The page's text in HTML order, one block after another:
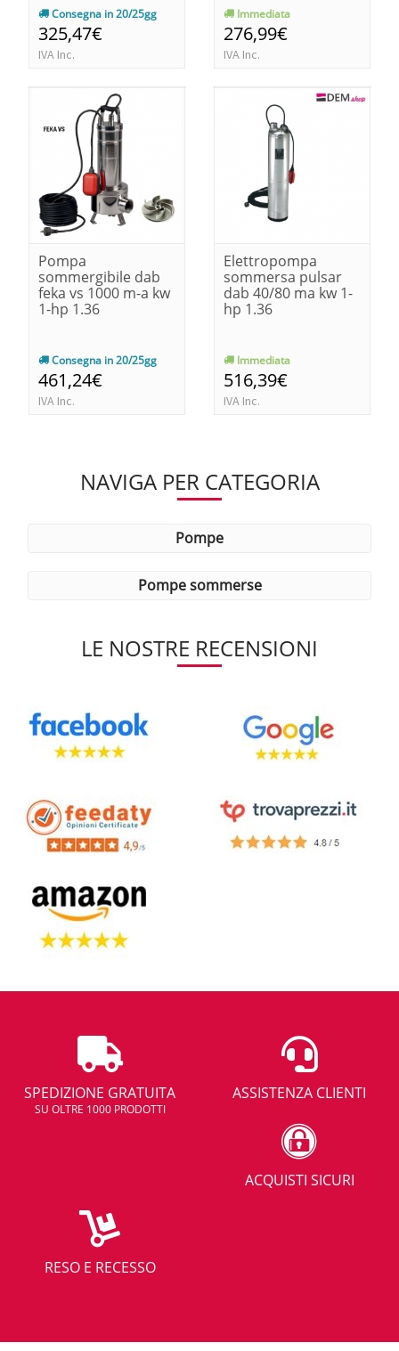
Consegna in 20/25gg
325,47€
IVA Inc.
Immediata
276,99€
IVA Inc.
Pompa
sommergibile dab
feka vs 1000 m-a kw
1-hp 1.36
Consegna in 20/25gg
461,24€
IVA Inc.
Elettropompa
sommersa pulsar
dab 40/80 ma kw 1-
hp 1.36
Immediata
516,39€
IVA Inc.
NAVIGA PER CATEGORIA
pompe
pompe sommerse
LE NOSTRE RECENSIONI
SPEDIZIONE GRATUITA
SU OLTRE 1000 PRODOTTI
ASSISTENZA CLIENTI
ACQUISTI SICURI
RESO E RECESSO